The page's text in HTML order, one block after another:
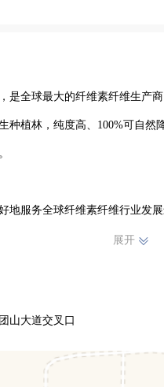
是全球最大的纤维素纤维生产
种植林，纯度高、100%可自
赛得利在中国拥有五家纤维素
OEKO-TEX STeP及OEKO-
品标签的纤维素纤维厂商。
展开
山大道交叉口